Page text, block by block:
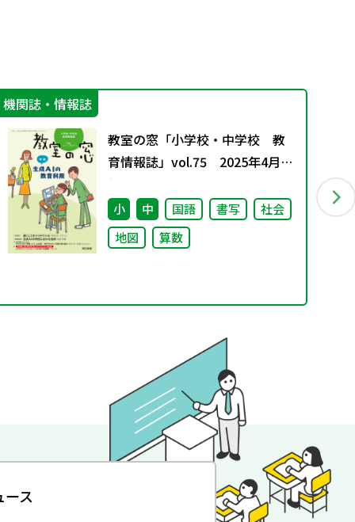
機関誌・情報誌
教室の窓「小学校・中学校 教
育情報誌」vol.75 2025年4月発
行
小 中 国語 書写
社会
地図
算数
ース